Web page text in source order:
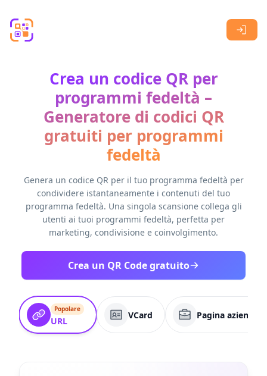
Crea un codice QR per
programmi fedeltà –
Generatore di codici QR
gratuiti per programmi
fedeltà
Genera un codice QR per il tuo programma fedeltà per
condividere istantaneamente i contenuti del tuo
programma fedeltà. Una singola scansione collega gli
utenti ai tuoi programmi fedeltà, perfetta per
marketing, condivisione e coinvolgimento.
Crea un QR Code gratuito
Popolare
URL
VCard Pagina aziendale